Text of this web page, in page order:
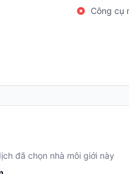
Công cụ
đã chọn nhà môi giới này